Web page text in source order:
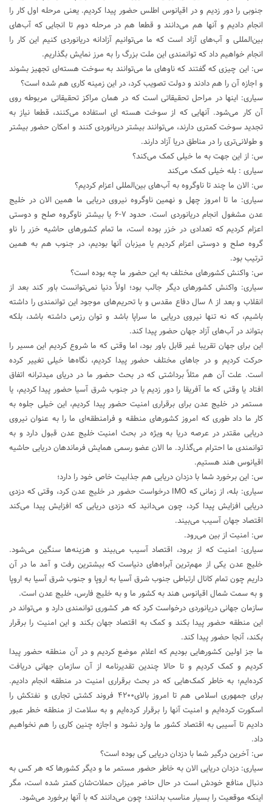
جنوبی را دور زدیم و در اقیانوس اطلس حضور پیدا کردیم. یعنی مرحله اول کار را
انجام دادیم و آنها هم می‌دانند و قطعا هم در مرحله دوم تا انجایی که آب‌های
بین‌المللی و آب‌های آزاد است که ما می‌توانیم آزادانه دریانوردی کنیم این کار را
انجام خواهیم داد که توانمندی این ملت بزرگ را به مرز نمایش بگذاریم.
س: این چیزی که گفتند که ناوهای ما می‌توانند به سوخت هسته‌ای تجهیز بشوند
و اجازه آن را هم دادند و دولت تصویب کرد، در این زمینه کاری هم شده است؟
سیاری:‌ اینها در مراحل تحقیقاتی است که در همان مراکز تحقیقاتی مربوطه روی
آن کار می‌شود. آنهایی که از سوخت هسته ای استفاده می‌کنند، قطعا نیاز به
تجدید سوخت کمتری دارند، می‌توانند بیشتر دریانوردی کنند و امکان حضور بیشتر
و طولانی‌تری را در مناطق دریا آزاد دارند.
س: از این جهت به ما خیلی کمک می‌کند؟
سیاری : بله خیلی کمک می‌کند
س: الان ما چند تا ناوگروه به آب‌های بین‌المللی اعزام کردیم؟
سیاری: ما تا امروز چهل و نهمین ناوگروه نیروی دریایی ما همین الان در خلیج
عدن مشغول انجام دریانوردی است. حدود ۷-۶ یا بیشتر ناوگروه صلح و دوستی
اعزام کردیم که تعدادی در خزر بوده است، ما تمام کشورهای حاشیه خزر را ناو
گروه صلح و دوستی اعزام کردیم یا میزبان آنها بودیم، در جنوب هم به همین
ترتیب بود.
س: واکنش کشورهای مختلف به این حضور ما چه بوده است؟
سیاری: واکنش کشورهای دیگر جالب بود؛ اولاً دنیا نمی‌توانست باور کند بعد از
انقلاب و بعد از ۸ سال دفاع مقدس و با تحریم‌های موجود این توانمندی را داشته
باشیم، که نه تنها نیروی دریایی ما سراپا باشد و توان رزمی داشته باشد، بلکه
بتواند در آب‌های آزاد جهان حضور پیدا کند.
این برای جهان تقریبا غیر قابل باور بود، اما وقتی که ما شروع کردیم این مسیر را
حرکت کردیم و در جاهای مختلف حضور پیدا کردیم، نگاه‌ها خیلی تغییر کرده
است. علت آن هم مثلاً برداشتی که در بحث حضور ما در دریای میدترانه اتفاق
افتاد یا وقتی که ما آفریقا را دور زدیم یا در جنوب شرق آسیا حضور پیدا کردیم، یا
مستمر در خلیج عدن برای برقراری امنیت حضور پیدا کردیم، این خیلی جلوه به
کار ما داد طوری که امروز کشورهای منطقه و فرامنطقه‌ای ما را به عنوان نیروی
دریایی مقتدر در عرصه دریا به ویژه در بحث امنیت خلیج عدن قبول دارد و به
توانمندی ما احترام می‌گذارد. ما الان عضو رسمی همایش فرماندهان دریایی حاشیه
اقیانوس هند هستیم.
س: این برخورد شما با دزدان دریایی هم جذابیت خاص خود را دارد؛
سیاری: بله، از زمانی که IMO درخواست حضور در خلیج عدن کرد، وقتی که دزدی
دریایی افزایش پیدا کرد، چون می‌دانید که دزدی دریایی که افزایش پیدا می‌کند
اقتصاد جهان آسیب می‌بیند.
س: امنیت از بین می‌رود.
سیاری: امنیت که از برود، اقتصاد آسیب می‌بیند و هزینه‌ها سنگین می‌شود.
خلیج عدن یکی از مهم‌ترین آبراه‌های دنیاست که بیشترین رفت ‌و آمد ما در آن
داریم چون تمام کانال ارتباطی جنوب شرق آسیا به اروپا و جنوب شرق آسیا به اروپا
و به سمت شمال اقیانوس هند به کشور ما و به خلیج فارس، خلیج عدن است.
سازمان جهانی دریانوردی درخواست کرد که هر کشوری توانمندی دارد و می‌تواند در
این منطقه حضور پیدا بکند و کمک به اقتصاد جهان بکند و این امنیت را برقرار
بکند، آنجا حضور پیدا کند.
ما جز اولین کشورهایی بودیم که اعلام موضع کردیم و در آن منطقه حضور پیدا
کردیم و کمک کردیم و تا حالا چندین تقدیرنامه از آن سازمان جهانی دریافت
کرده‌ایم؛ به خاطر کمک‌هایی که در بحث برقراری امنیت در منطقه انجام دادیم.
برای جمهوری اسلامی هم تا امروز بالای۴۲۰۰ فروند کشتی تجاری و نفتکش را
اسکورت کرده‌ایم و امنیت آنها را برقرار کرده‌ایم و به سلامت از منطقه خطر عبور
دادیم تا آسیبی به اقتصاد کشور ما وارد نشود و اجازه چنین کاری را هم نخواهیم
داد.
س: آخرین درگیر شما با دزدان دریایی کی بوده است؟
سیاری: دزدان دریایی الان به خاطر حضور مستمر ما و دیگر کشورها که هر کس به
دنبال منافع خودش است در حال حاضر میزان حملات‌شان کمتر شده است، مگر
اینکه موقعیت را بسیار مناسب بدانند؛ چون می‌دانند که با آنها برخورد می‌شود.